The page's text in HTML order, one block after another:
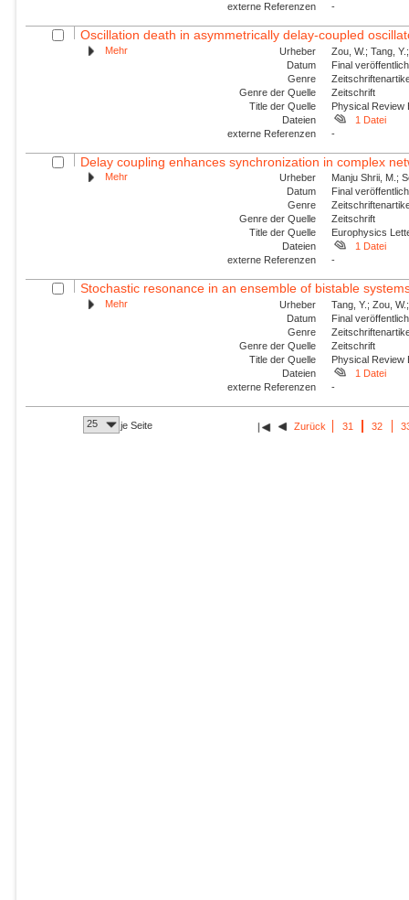
externe Referenzen
-
Oscillation death in asymmetrically delay-coupled
Mehr Urheber
Zou, W.; Tang,
Datum
Final
Genre
Genre der Quelle
Zeitschrift
Title der Quelle
Physical Review
Dateien
1 Datei
externe Referenzen
-
Delay coupling enhances synchronization in complex
Mehr Urheber
Manju Shrii, M.;
Datum
Final
Genre
Genre der Quelle
Zeitschrift
Title der Quelle
Europhysics
Dateien
1 Datei
externe Referenzen
-
Stochastic resonance in an ensemble of bistable
Mehr Urheber
Tang, Y.; Zou,
Datum
Final
Genre
Genre der Quelle
Zeitschrift
Title der Quelle
Physical Review
Dateien
1 Datei
externe Referenzen
-
25 je Seite Zurück 31 32